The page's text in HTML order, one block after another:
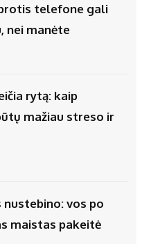
telefone gali
nei manėte
rytą: kaip
mažiau streso ir
vos po
maistas pakeitė